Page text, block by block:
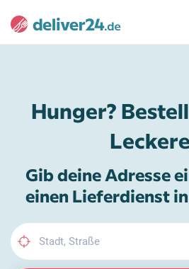
Hunger?
Gib deine Adresse
einen Lieferdienst